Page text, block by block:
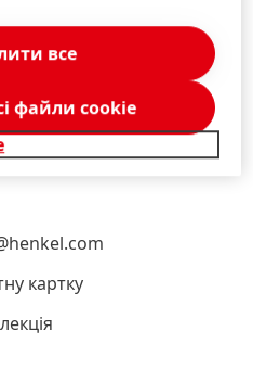
комунікацій
1
картку
все
файли сookie